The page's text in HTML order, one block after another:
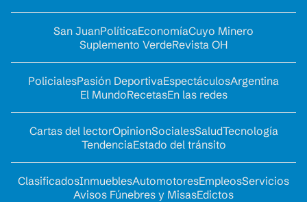
San JuanPolíticaEconomíaCuyo Minero
Suplemento VerdeRevista OH
PolicialesPasión DeportivaEspectáculosArgentina
El MundoRecetasEn las redes
Cartas del lectorOpinionSocialesSaludTecnología
TendenciaEstado del tránsito
ClasificadosInmueblesAutomotoresEmpleosServicios
Avisos Fúnebres y MisasEdictos